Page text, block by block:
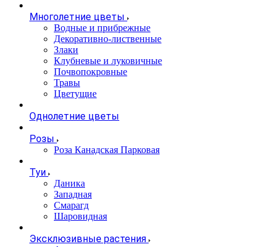
Многолетние цветы
Водные и прибрежные
Декоративно-лиственные
Злаки
Клубневые и луковичные
Почвопокровные
Травы
Цветущие
Однолетние цветы
Розы
Роза Канадская Парковая
Туи
Даника
Западная
Смарагд
Шаровидная
Эксклюзивные растения